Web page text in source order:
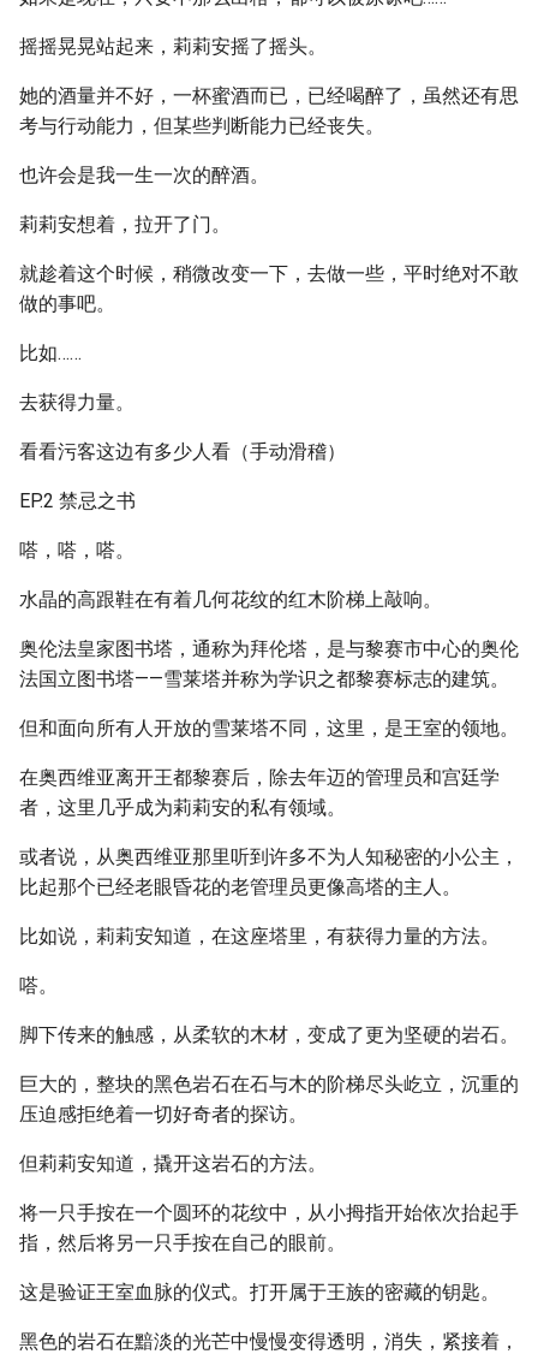
摇摇晃晃站起来，莉莉安摇了摇头。
她的酒量并不好，一杯蜜酒而已，已经喝醉了，虽然还有思
考与行动能力，但某些判断能力已经丧失。
也许会是我一生一次的醉酒。
莉莉安想着，拉开了门。
就趁着这个时候，稍微改变一下，去做一些，平时绝对不敢
做的事吧。
比如……
去获得力量。
看看污客这边有多少人看（手动滑稽）
EP.2 禁忌之书
嗒，嗒，嗒。
水晶的高跟鞋在有着几何花纹的红木阶梯上敲响。
奥伦法皇家图书塔，通称为拜伦塔，是与黎赛市中心的奥伦
法国立图书塔——雪莱塔并称为学识之都黎赛标志的建筑。
但和面向所有人开放的雪莱塔不同，这里，是王室的领地。
在奥西维亚离开王都黎赛后，除去年迈的管理员和宫廷学
者，这里几乎成为莉莉安的私有领域。
或者说，从奥西维亚那里听到许多不为人知秘密的小公主，
比起那个已经老眼昏花的老管理员更像高塔的主人。
比如说，莉莉安知道，在这座塔里，有获得力量的方法。
嗒。
脚下传来的触感，从柔软的木材，变成了更为坚硬的岩石。
巨大的，整块的黑色岩石在石与木的阶梯尽头屹立，沉重的
压迫感拒绝着一切好奇者的探访。
但莉莉安知道，撬开这岩石的方法。
将一只手按在一个圆环的花纹中，从小拇指开始依次抬起手
指，然后将另一只手按在自己的眼前。
这是验证王室血脉的仪式。打开属于王族的密藏的钥匙。
黑色的岩石在黯淡的光芒中慢慢变得透明，消失，紧接着，